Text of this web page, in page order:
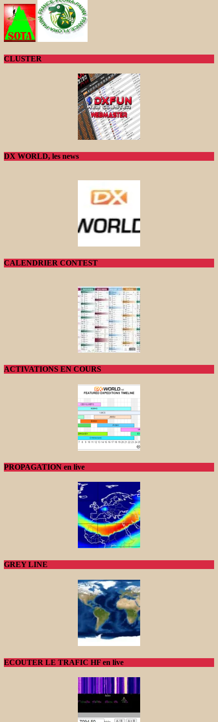
CLUSTER
DX WORLD, les news
CALENDRIER CONTEST
ACTIVATIONS EN COURS
PROPAGATION en live
GREY LINE
ECOUTER LE TRAFIC HF en live